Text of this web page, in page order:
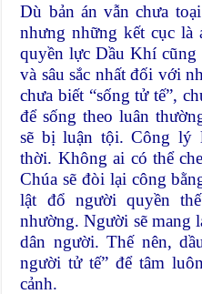
Dù bản án vẫn chưa
nhưng những kết cục là
quyền lực Dầu Khí
và sâu sắc nhất đối với
chưa biết “sống tử tế”,
để sống theo luân
sẽ bị luận tội. Công lý
thời. Không ai có thể
Chúa sẽ đòi lại công
lật đổ người quyền
nhường. Người sẽ mang
dân người. Thế nên,
người tử tế” để tâm
cảnh.